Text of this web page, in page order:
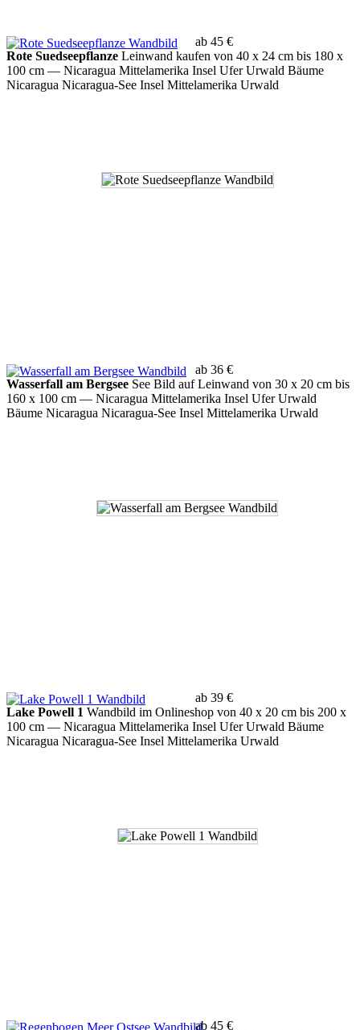
ab 45 €
Rote Suedseepflanze Leinwand kaufen von 40 x 24 cm bis 180 x
100 cm — Nicaragua Mittelamerika Insel Ufer Urwald Bäume
Nicaragua Nicaragua-See Insel Mittelamerika Urwald
ab 36 €
Wasserfall am Bergsee See Bild auf Leinwand von 30 x 20 cm bis
160 x 100 cm — Nicaragua Mittelamerika Insel Ufer Urwald
Bäume Nicaragua Nicaragua-See Insel Mittelamerika Urwald
ab 39 €
Lake Powell 1 Wandbild im Onlineshop von 40 x 20 cm bis 200 x
100 cm — Nicaragua Mittelamerika Insel Ufer Urwald Bäume
Nicaragua Nicaragua-See Insel Mittelamerika Urwald
ab 45 €